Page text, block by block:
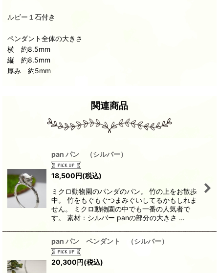
ルビー１石付き
ペンダント全体の大きさ
横 約8.5mm
縦 約8.5mm
厚み 約5mm
関連商品
pan パン （シルバー）
18,500円(税込)
ミクロ動物園のパンダのパン。 竹の上をお散歩
中。 竹をもぐもぐつまみぐいしてるかもしれま
せん。 ミクロ動物園の中でも一番の人気者で
す。 素材：シルバー panの部分の大きさ …
pan パン ペンダント （シルバー）
20,300円(税込)